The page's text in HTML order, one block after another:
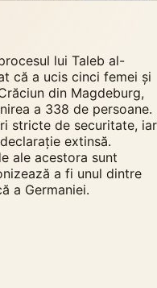
lui Taleb al-
că a ucis cinci femei și
din Magdeburg,
a 338 de persoane.
stricte de securitate, iar
extinsă.
ale acestora sunt
a fi unul dintre
a Germaniei.